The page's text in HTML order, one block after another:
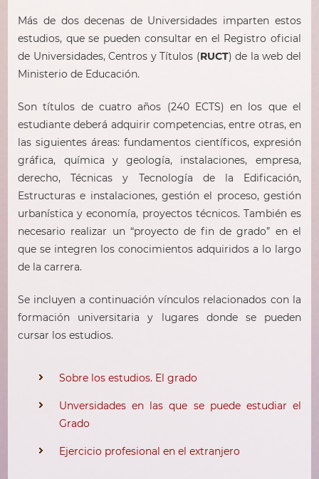
Más de dos decenas de Universidades imparten estos
estudios, que se pueden consultar en el Registro oficial
de Universidades, Centros y Títulos (RUCT) de la web del
Ministerio de Educación.
Son títulos de cuatro años (240 ECTS) en los que el
estudiante deberá adquirir competencias, entre otras, en
las siguientes áreas: fundamentos científicos, expresión
gráfica, química y geología, instalaciones, empresa,
derecho, Técnicas y Tecnología de la Edificación,
Estructuras e instalaciones, gestión el proceso, gestión
urbanística y economía, proyectos técnicos. También es
necesario realizar un “proyecto de fin de grado” en el
que se integren los conocimientos adquiridos a lo largo
de la carrera.
Se incluyen a continuación vínculos relacionados con la
formación universitaria y lugares donde se pueden
cursar los estudios.
Sobre los estudios. El grado
Unversidades en las que se puede estudiar el
Grado
Ejercicio profesional en el extranjero